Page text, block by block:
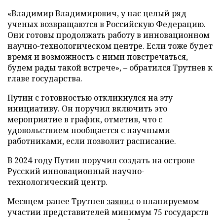
«Владимир Владимирович, у нас целый ряд
ученых возвращаются в Российскую Федерацию.
Они готовы продолжать работу в инновационном
научно-технологическом центре. Если тоже будет
время и возможность с ними повстречаться,
будем рады такой встрече», – обратился Трутнев к
главе государства.
Путин с готовностью откликнулся на эту
инициативу. Он поручил включить это
мероприятие в график, отметив, что с
удовольствием пообщается с научными
работниками, если позволит расписание.
В 2024 году Путин поручил создать на острове
Русский инновационный научно-
технологический центр.
Месяцем ранее Трутнев заявил о планируемом
участии представителей минимум 75 государств